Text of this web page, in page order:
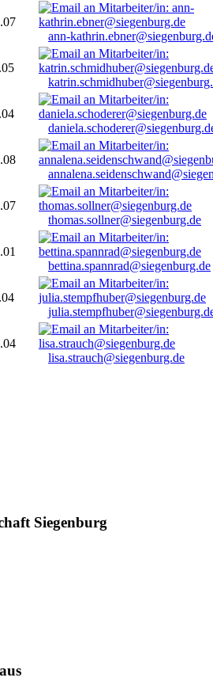
ann-
thomas.sollner@siegenburg.de
bettina.spannrad@siegenburg.de
lisa.strauch@siegenburg.de
Siegenburg